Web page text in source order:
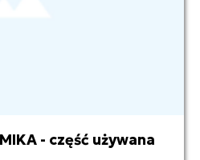
zł netto
- część używana